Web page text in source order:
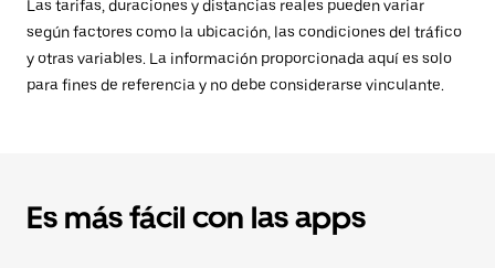
Las tarifas, duraciones y distancias reales pueden variar
según factores como la ubicación, las condiciones del tráfico
y otras variables. La información proporcionada aquí es solo
para fines de referencia y no debe considerarse vinculante.
Es más fácil con las apps